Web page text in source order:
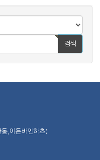
검색
,이든바인하츠)